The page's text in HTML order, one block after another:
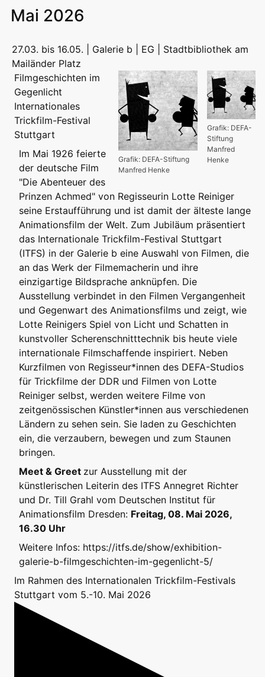
Mai 2026
27.03. bis 16.05. | Galerie b | EG | Stadtbibliothek am
Mailänder Platz
Grafik: DEFA-
Stiftung
Manfred
Henke
Grafik: DEFA-Stiftung
Manfred Henke
Filmgeschichten im
Gegenlicht
Internationales
Trickfilm-Festival
Stuttgart
Im Mai 1926 feierte
der deutsche Film
"Die Abenteuer des
Prinzen Achmed" von Regisseurin Lotte Reiniger
seine Erstaufführung und ist damit der älteste lange
Animationsfilm der Welt. Zum Jubiläum präsentiert
das Internationale Trickfilm-Festival Stuttgart
(ITFS) in der Galerie b eine Auswahl von Filmen, die
an das Werk der Filmemacherin und ihre
einzigartige Bildsprache anknüpfen. Die
Ausstellung verbindet in den Filmen Vergangenheit
und Gegenwart des Animationsfilms und zeigt, wie
Lotte Reinigers Spiel von Licht und Schatten in
kunstvoller Scherenschnitttechnik bis heute viele
internationale Filmschaffende inspiriert. Neben
Kurzfilmen von Regisseur*innen des DEFA-Studios
für Trickfilme der DDR und Filmen von Lotte
Reiniger selbst, werden weitere Filme von
zeitgenössischen Künstler*innen aus verschiedenen
Ländern zu sehen sein. Sie laden zu Geschichten
ein, die verzaubern, bewegen und zum Staunen
bringen.
Meet & Greet zur Ausstellung mit der
künstlerischen Leiterin des ITFS Annegret Richter
und Dr. Till Grahl vom Deutschen Institut für
Animationsfilm Dresden: Freitag, 08. Mai 2026,
16.30 Uhr
Weitere Infos: https://itfs.de/show/exhibition-
galerie-b-filmgeschichten-im-gegenlicht-5/
Im Rahmen des Internationalen Trickfilm-Festivals
Stuttgart vom 5.-10. Mai 2026